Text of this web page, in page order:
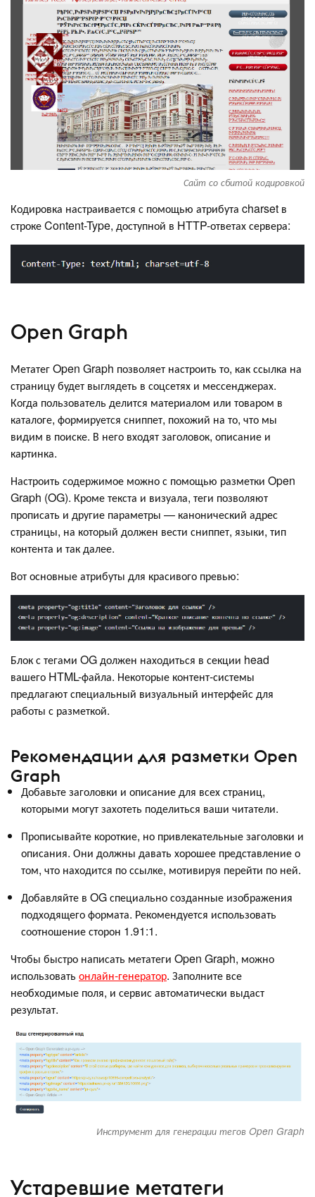
Сайт со сбитой кодировкой
Кодировка настраивается с помощью атрибута charset в
строке Content-Type, доступной в HTTP-ответах сервера:
Open Graph
Метатег Open Graph позволяет настроить то, как ссылка на
страницу будет выглядеть в соцсетях и мессенджерах.
Когда пользователь делится материалом или товаром в
каталоге, формируется сниппет, похожий на то, что мы
видим в поиске. В него входят заголовок, описание и
картинка.
Настроить содержимое можно с помощью разметки Open
Graph (OG). Кроме текста и визуала, теги позволяют
прописать и другие параметры — канонический адрес
страницы, на который должен вести сниппет, языки, тип
контента и так далее.
Вот основные атрибуты для красивого превью:
Блок с тегами OG должен находиться в секции head
вашего HTML-файла. Некоторые контент-системы
предлагают специальный визуальный интерфейс для
работы с разметкой.
Рекомендации для разметки Open
Graph
Добавьте заголовки и описание для всех страниц,
которыми могут захотеть поделиться ваши читатели.
Прописывайте короткие, но привлекательные заголовки и
описания. Они должны давать хорошее представление о
том, что находится по ссылке, мотивируя перейти по ней.
Добавляйте в OG специально созданные изображения
подходящего формата. Рекомендуется использовать
соотношение сторон 1.91:1.
Чтобы быстро написать метатеги Open Graph, можно
использовать онлайн-генератор. Заполните все
необходимые поля, и сервис автоматически выдаст
результат.
Инструмент для генерации тегов Open Graph
Устаревшие метатеги